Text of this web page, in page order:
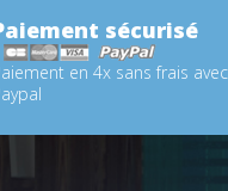
sécurisé
en 4x sans frais avec